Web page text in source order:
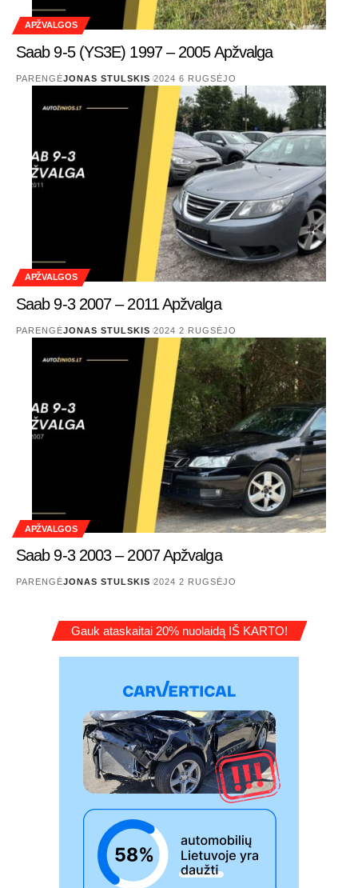
APŽVALGOS
Saab 9-5 (YS3E) 1997 – 2005 Apžvalga
PARENGĖJONAS STULSKIS 2024 6 RUGSĖJO
APŽVALGOS
Saab 9-3 2007 – 2011 Apžvalga
PARENGĖJONAS STULSKIS 2024 2 RUGSĖJO
APŽVALGOS
Saab 9-3 2003 – 2007 Apžvalga
PARENGĖJONAS STULSKIS 2024 2 RUGSĖJO
Gauk ataskaitai 20% nuolaidą IŠ KARTO!